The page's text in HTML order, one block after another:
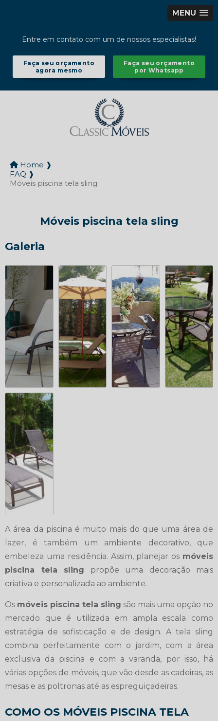
MENU
Entre em contato com um de nossos especialistas!
Faça seu orçamento
agora mesmo
Faça seu orçamento
por Whatsapp
Home ❱
FAQ ❱
Móveis piscina tela sling
Móveis piscina tela sling
Galeria
A área da piscina é muito mais do que uma área de
lazer, é também um ambiente decorativo, que
embeleza uma residência. Assim, planejar os móveis
piscina tela sling propõe uma decoração mais
criativa e personalizada ao ambiente.
Os móveis piscina tela sling são mais uma opção no
mercado que é utilizada em ampla escala como
estratégia de sofisticação e de design. A tela sling
combina perfeitamente com o jardim, com a área
exclusiva da piscina e com a varanda, por isso, há
várias opções de móveis, que vão desde as cadeiras, as
mesas e as poltronas até as espreguiçadeiras.
COMO OS MÓVEIS PISCINA TELA